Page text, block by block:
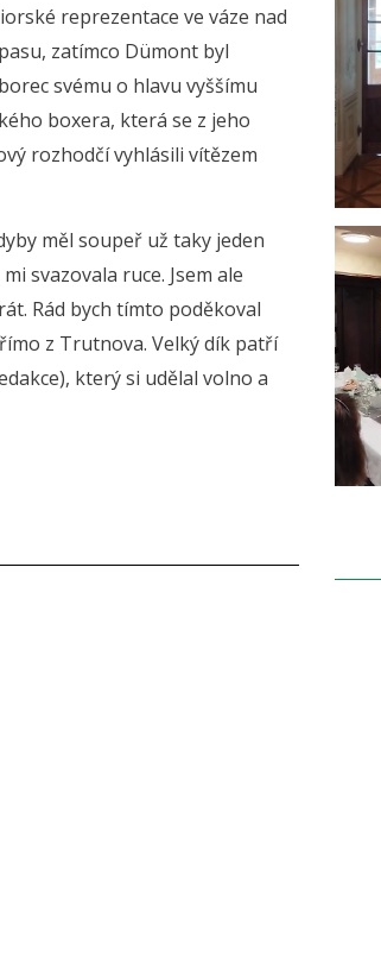
reprezentace ve váze nad
zatímco Dümont byl
svému o hlavu vyššímu
boxera, která se z jeho
rozhodčí vyhlásili vítězem
měl soupeř už taky jeden
svazovala ruce. Jsem ale
Rád bych tímto poděkoval
z Trutnova. Velký dík patří
který si udělal volno a